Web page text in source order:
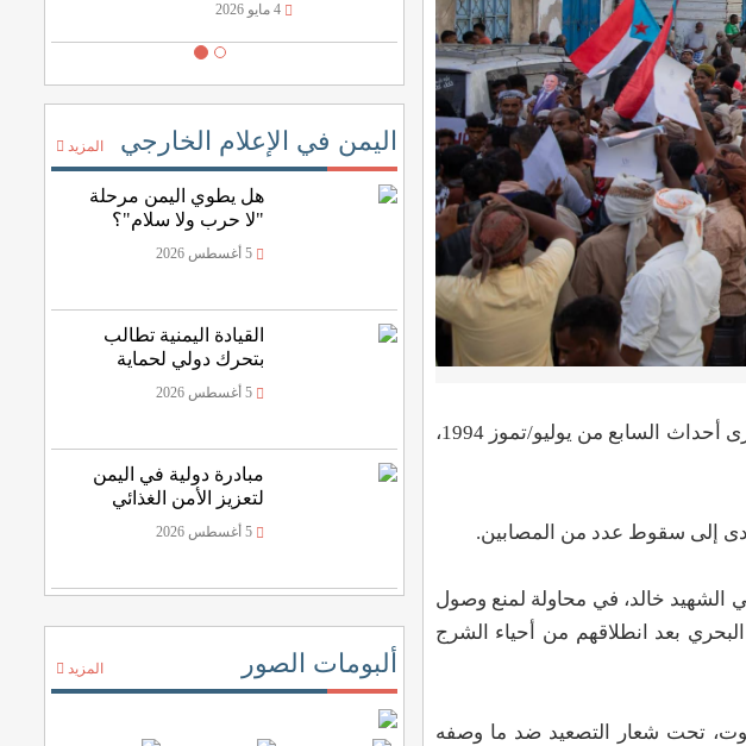
شهدت مدينة المكلا، اليوم الثلاثاء، تظاهرة شارك فيها أنصار "المجلس الانتقالي المنحل"، إحياءً لذكرى أحداث السابع من يوليو/تموز 1994،
أدى إلى سقوط عدد من المصابين.
الشهيد خالد، في محاولة لمنع وصول
بعد انطلاقهم من أحياء الشرج
تحت شعار التصعيد ضد ما وصفه
4 مايو 2026
اليمن في الإعلام الخارجي المزيد
هل يطوي اليمن مرحلة
"لا حرب ولا سلام"؟
5 أغسطس 2026
القيادة اليمنية تطالب
بتحرك دولي لحماية
الملاحة5 أغسطس 2026
مبادرة دولية في اليمن
لتعزيز الأمن الغذائي
5 أغسطس 2026
ألبومات الصور المزيد